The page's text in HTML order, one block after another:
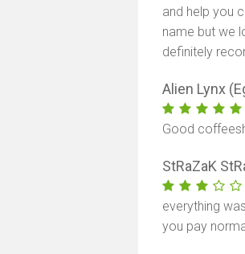
and help you
name but we
definitely
Alien Lynx
Good
StRaZaK
everything
you pay